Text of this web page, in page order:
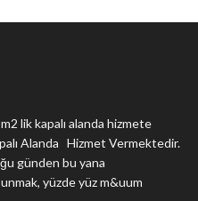
lik kapalı alanda hizmete
Alanda Hizmet Vermektedir.
günden bu yana
yüzde yüz m&uum